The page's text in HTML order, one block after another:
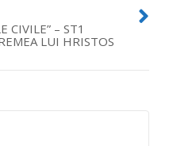
CIVILE” – ST1
LUI HRISTOS